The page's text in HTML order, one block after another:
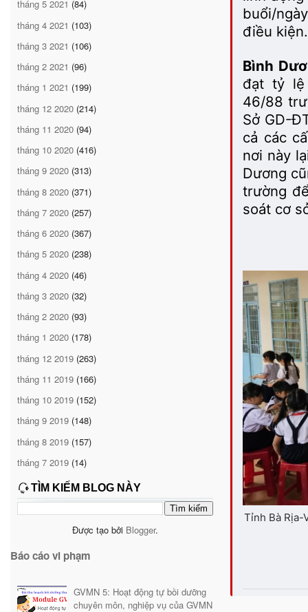
tháng 5 2021 (84)
tháng 4 2021 (103)
tháng 3 2021 (106)
tháng 2 2021 (96)
tháng 1 2021 (199)
tháng 12 2020 (214)
tháng 11 2020 (94)
tháng 10 2020 (416)
tháng 9 2020 (313)
tháng 8 2020 (371)
tháng 7 2020 (257)
tháng 6 2020 (367)
tháng 5 2020 (238)
tháng 4 2020 (46)
tháng 3 2020 (32)
tháng 2 2020 (93)
tháng 1 2020 (178)
tháng 12 2019 (263)
tháng 11 2019 (166)
tháng 10 2019 (152)
tháng 9 2019 (148)
tháng 8 2019 (157)
tháng 7 2019 (14)
TÌM KIẾM BLOG NÀY
Được tạo bởi Blogger.
Báo cáo vi phạm
GVMN 5: Hoạt động tự bồi dưỡng
chuyên môn, nghiệp vụ của GVMN
buổi/
điều kiện.
Bình
đạt tỷ lệ
46/88
Sở GD-
cả các
nơi này
Dương
trường
soát cơ
Tỉnh Bà Rịa-